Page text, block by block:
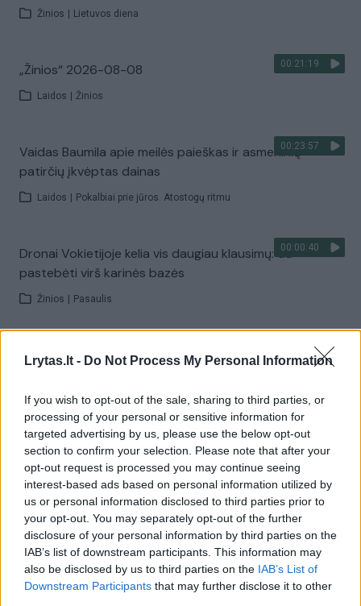
Lrytas.lt - Do Not Process My Personal Information
If you wish to opt-out of the sale, sharing to third parties, or
processing of your personal or sensitive information for
targeted advertising by us, please use the below opt-out
section to confirm your selection. Please note that after your
opt-out request is processed you may continue seeing
interest-based ads based on personal information utilized by
us or personal information disclosed to third parties prior to
your opt-out. You may separately opt-out of the further
disclosure of your personal information by third parties on the
IAB’s list of downstream participants. This information may
also be disclosed by us to third parties on the IAB’s List of
Downstream Participants that may further disclose it to other
Žinios Lietuvos diena
00:21:19
„Žinios“ 2026-08-08
Laidos Žinios
00:23:57
Vaidas Baumila apie meilės paieškas ir asmeninių
patirčių įkvėptas dainas
Laidos Pokalbiai prie jūros. Atostogų ritmu
00:00:40
Dronai Vokietijoje kelia vis daugiau klausimų: du
pastebėti virš karinės bazės
Žinios Pasaulis
Visi įrašai
Žiūrimiausi įrašai
00:00:30
Vaizdai iš tragiškos avarijos Vilniaus r.: dviejų moterų ir
vaiko gyvybių išgelbėti nepavyko
Žinios | Lietuvos diena
00:00:57
Savaitės vidurys nusimato karštas: temperatūra kils iki